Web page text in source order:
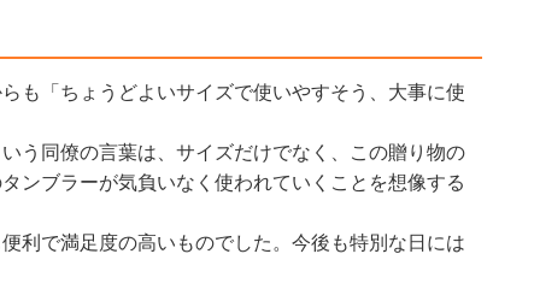
も「ちょうどよいサイズで使いやすそう、大事に使
う同僚の言葉は、サイズだけでなく、この贈り物の
ンブラーが気負いなく使われていくことを想像する
利で満足度の高いものでした。今後も特別な日には